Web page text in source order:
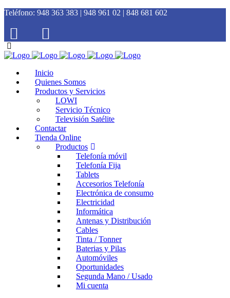
Teléfono: 948 363 383 | 948 961 02 | 848 681 602
Inicio
Quienes Somos
Productos y Servicios
LOWI
Servicio Técnico
Televisión Satélite
Contactar
Tienda Online
Productos
Telefonía móvil
Telefonía Fija
Tablets
Accesorios Telefonía
Electrónica de consumo
Electricidad
Informática
Antenas y Distribución
Cables
Tinta / Tonner
Baterias y Pilas
Automóviles
Oportunidades
Segunda Mano / Usado
Mi cuenta